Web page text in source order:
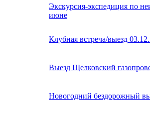
Экскурсия-экспедиция по
июне
Клубная встреча/выезд
Выезд Щелковский
Новогодний бездорожный